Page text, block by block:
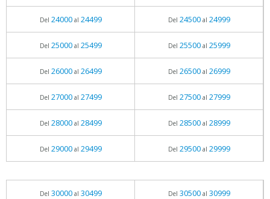
Del 24000al 24499 Del 24500al 24999
Del 25000al 25499 Del 25500al 25999
Del 26000al 26499 Del 26500al 26999
Del 27000al 27499 Del 27500al 27999
Del 28000al 28499 Del 28500al 28999
Del 29000al 29499 Del 29500al 29999
Del 30000al 30499 Del 30500al 30999